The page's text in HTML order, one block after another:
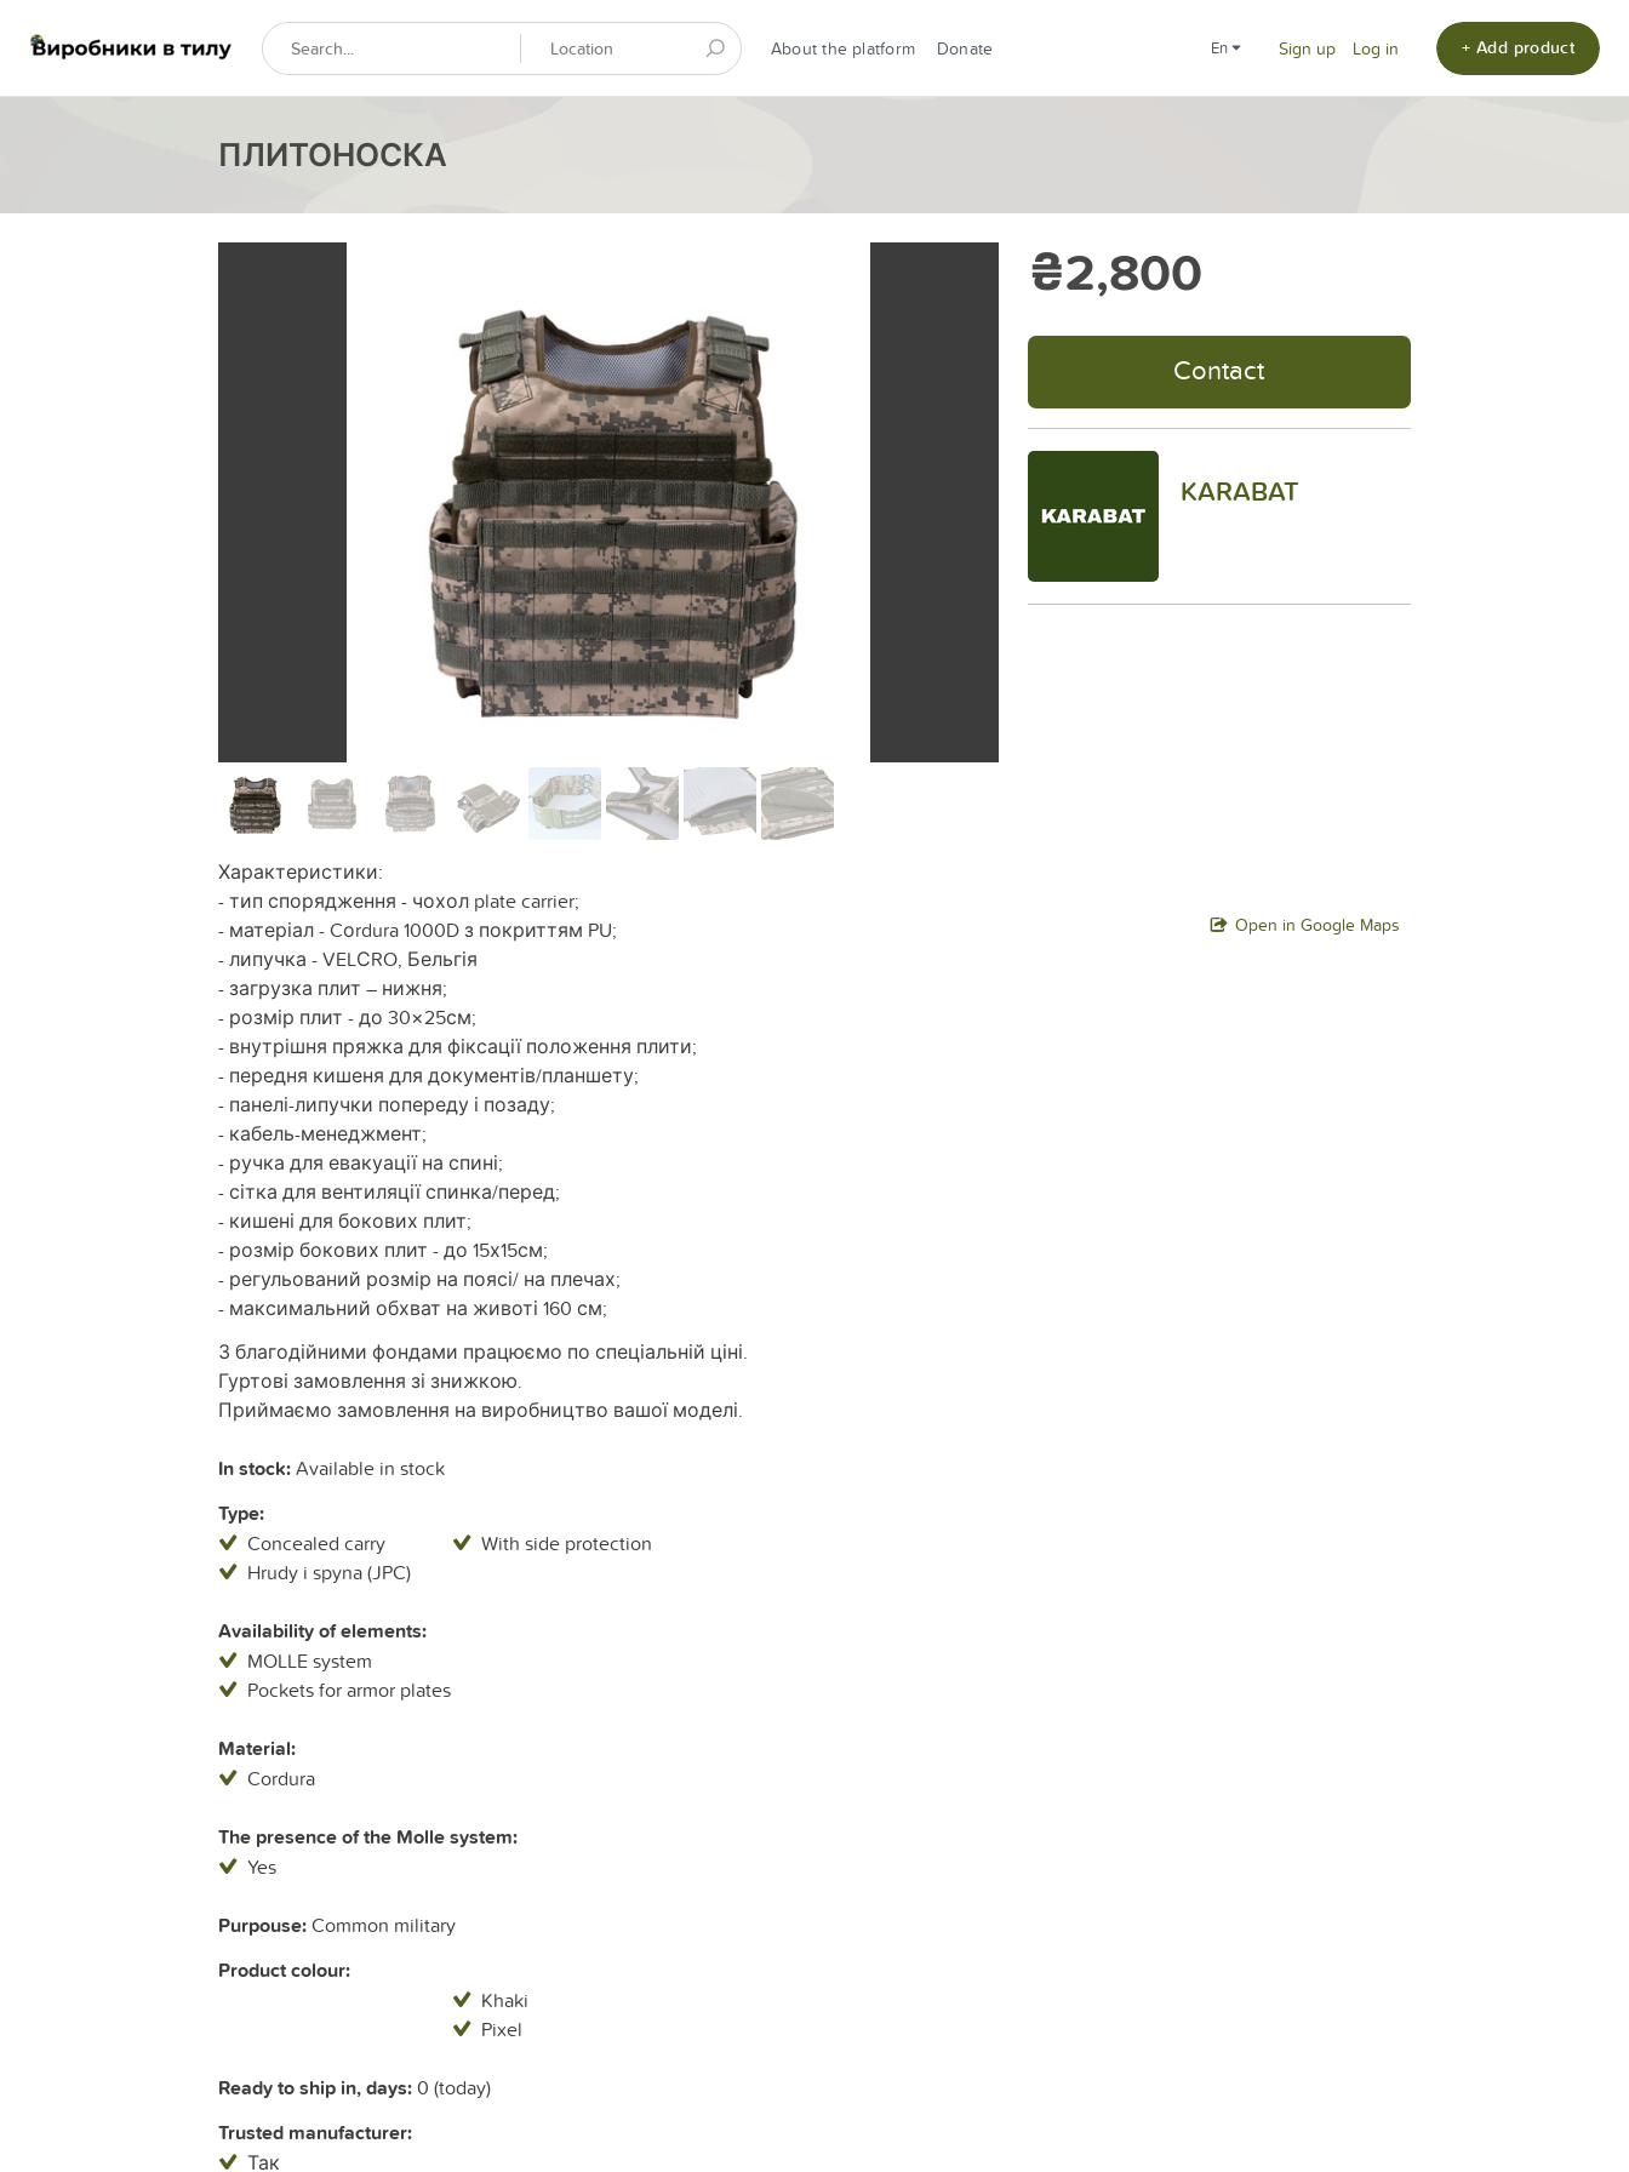
About the platform Donate en Sign up Log in + Add product
ПЛИТОНОСКА
Характеристики:
- тип спорядження - чохол plate carrier;
- матеріал - Cоrdura 1000D з покриттям PU;
- липучка - VELСRO, Бельгія
- загрузка плит – нижня;
- розмір плит - до 30×25см;
- внутрішня пряжка для фіксації положення плити;
- передня кишеня для документів/планшету;
- панелі-липучки попереду і позаду;
- кабель-менеджмент;
- ручка для евакуації на спині;
- сітка для вентиляції спинка/перед;
- кишені для бокових плит;
- розмір бокових плит - до 15х15см;
- регульований розмір на поясі/ на плечах;
- максимальний обхват на животі 160 см;
З благодійними фондами працюємо по спеціальній ціні.
Гуртові замовлення зі знижкою.
Приймаємо замовлення на виробництво вашої моделі.
In stock:Available in stock
Type:
Concealed carry
Hrudy i spyna (JPC)
With side protection
Availability of elements:
MOLLE system
Pockets for armor plates
Material:
Cordura
The presence of the Molle system:
Yes
Purpouse:Common military
Product colour:
Khaki
Pixel
Ready to ship in, days:0 (today)
Trusted manufacturer:
Так
₴2,800
Contact
KARABAT
Open in Google Maps